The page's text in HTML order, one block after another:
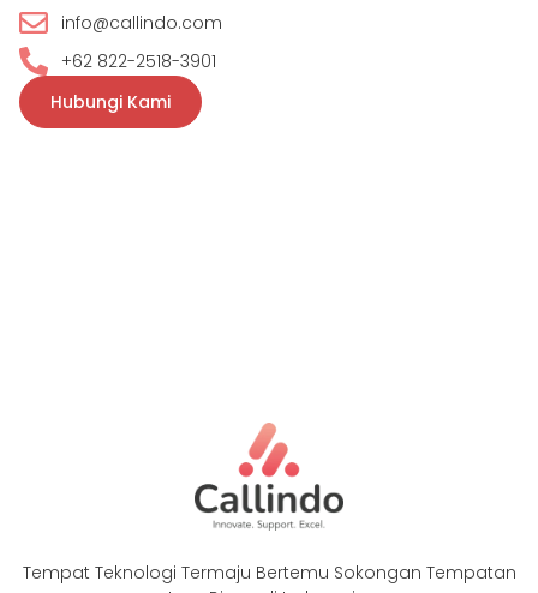
Tempat Teknologi Termaju Bertemu Sokongan Tempatan
info@callindo.com
+62 822-2518-3901
Hubungi Kami